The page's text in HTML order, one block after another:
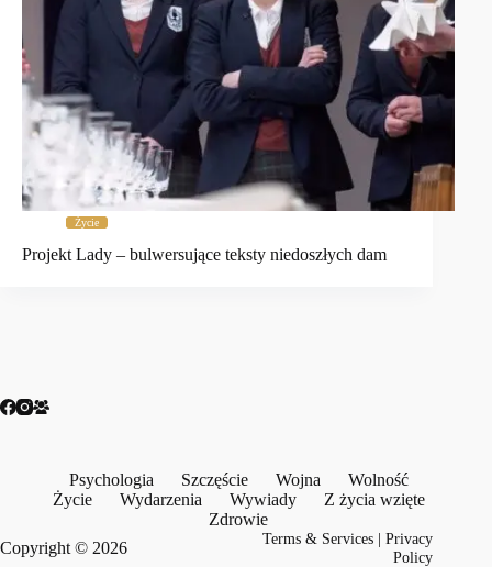
Życie
Projekt Lady – bulwersujące teksty niedoszłych dam
Psychologia Szczęście Wojna
Wolność
Życie
Wydarzenia Wywiady
Z życia wzięte
Zdrowie
Copyright © 2026
Terms & Services |Privacy
Policy